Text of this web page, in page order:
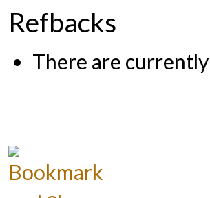
Refbacks
There are